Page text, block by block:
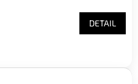
DETAIL